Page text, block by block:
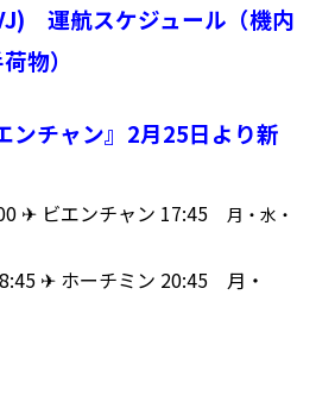
運航スケジュール（機内
物）
ンチャン』2月25日より新
✈ ビエンチャン 17:45
月・水・
✈ ホーチミン 20:45 月・